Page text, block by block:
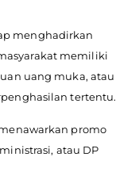
menghadirkan
memiliki
uang muka, atau
tertentu.
promo
atau DP